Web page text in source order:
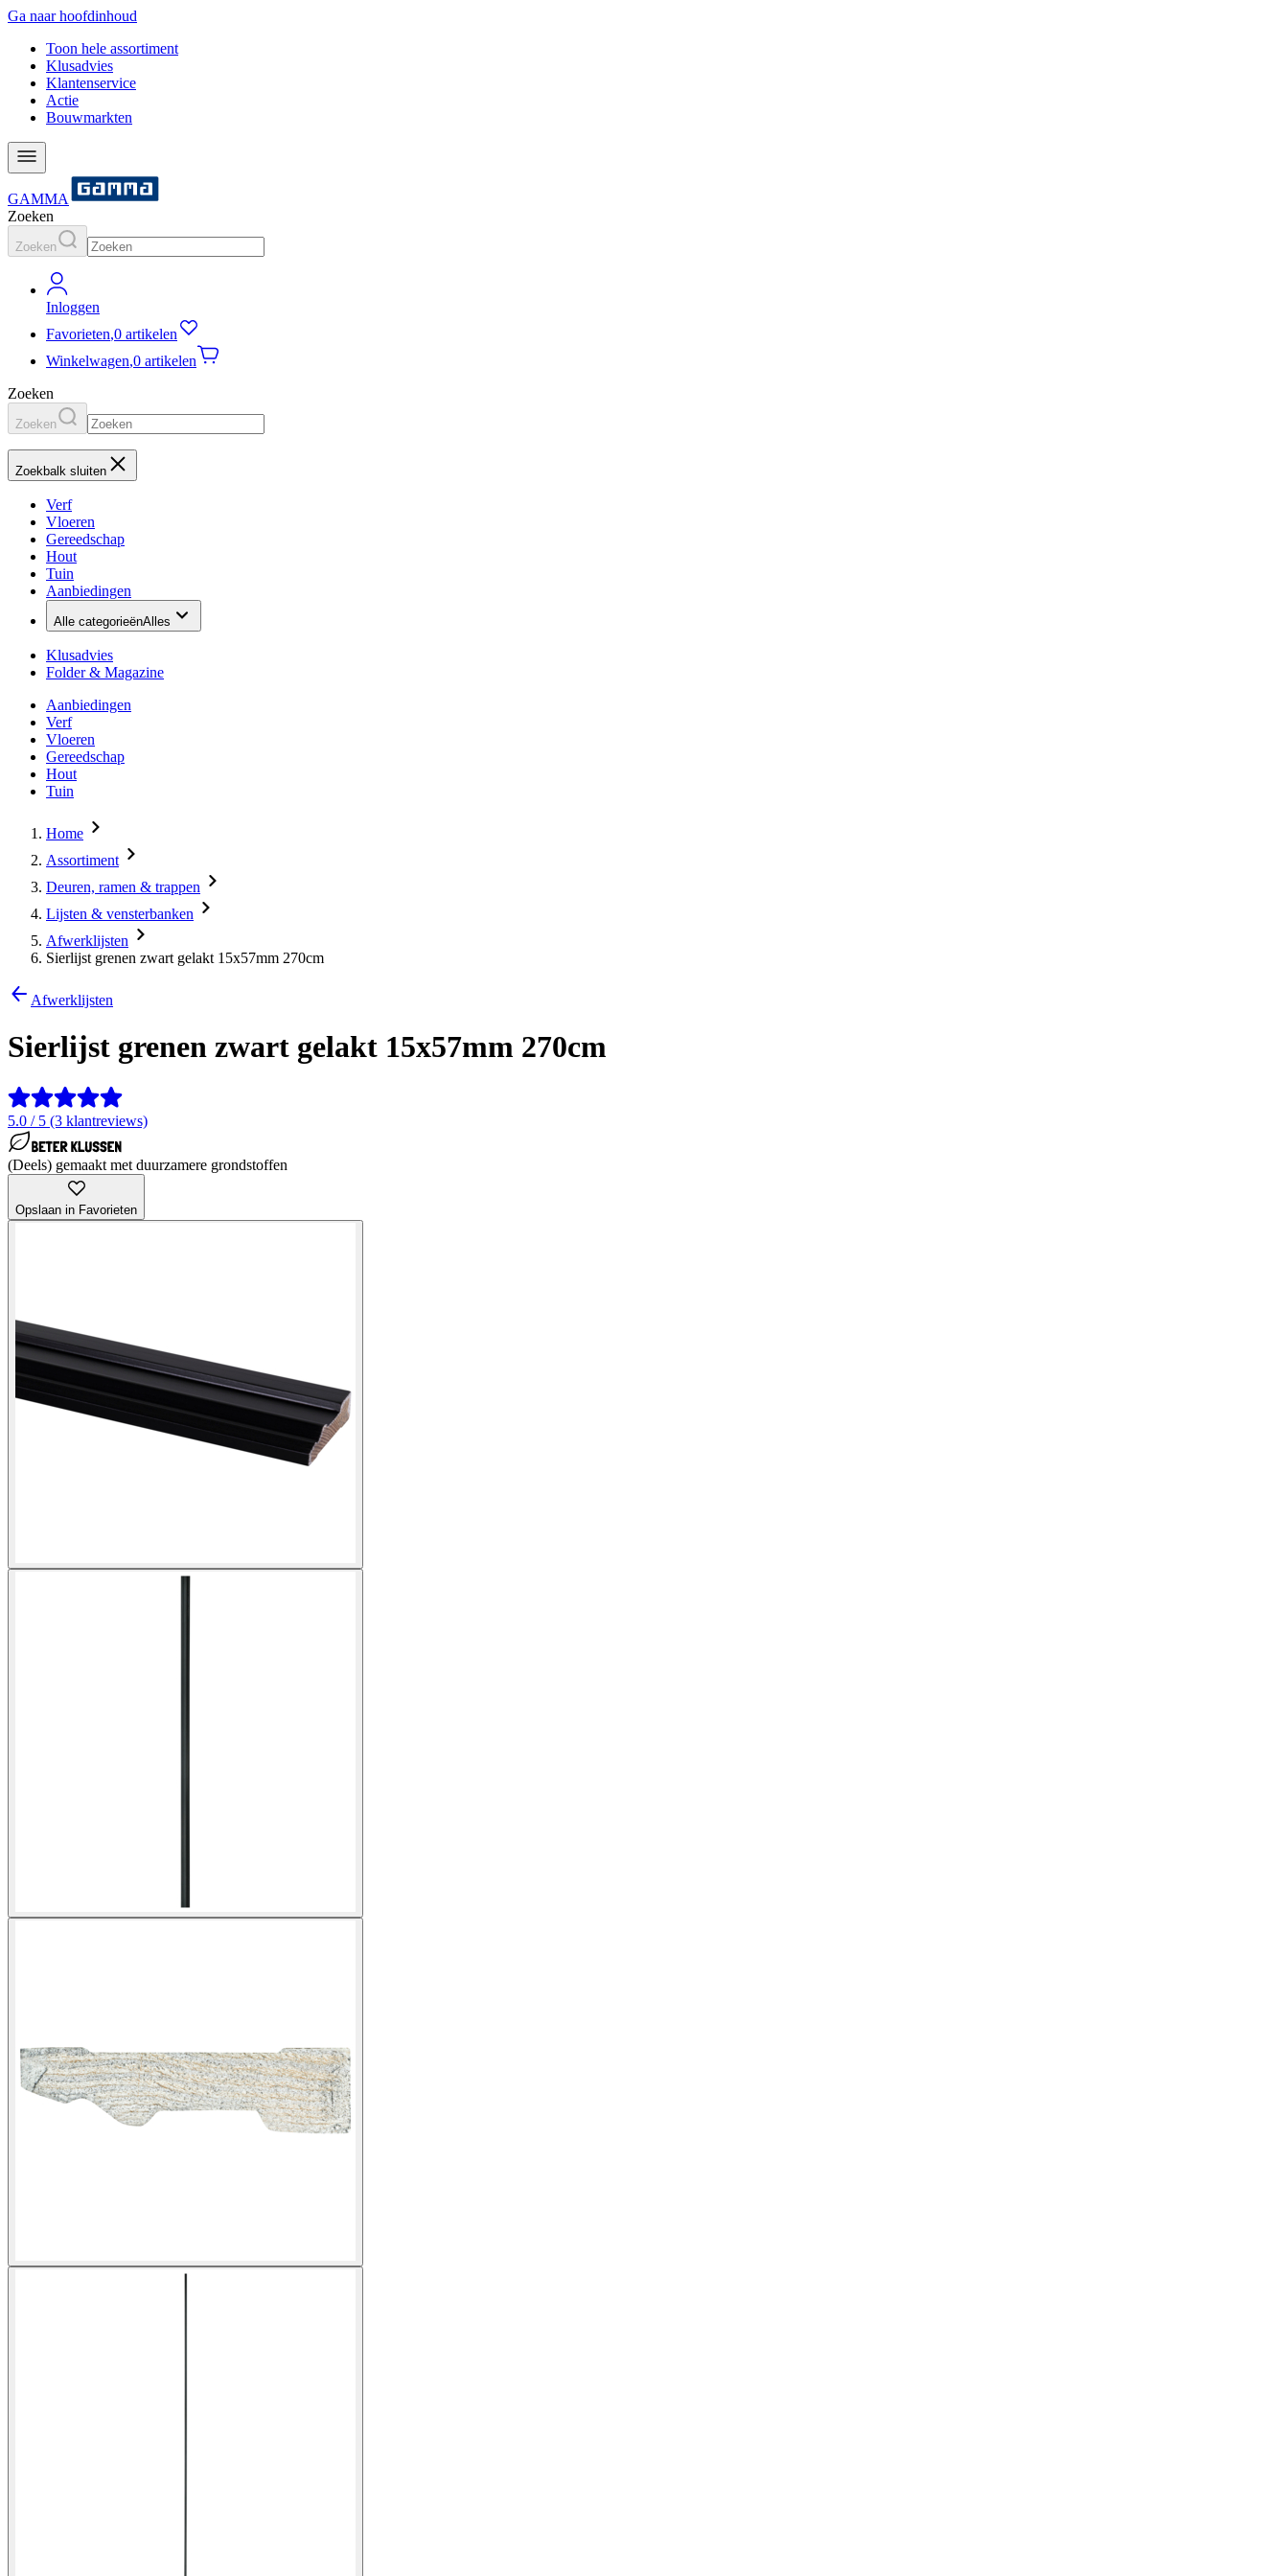
Ga naar hoofdinhoud
Toon hele assortiment
Klusadvies
Klantenservice
Actie
Bouwmarkten
GAMMA
Zoeken
Zoeken
Inloggen
Favorieten,0 artikelen
Winkelwagen,0 artikelen
Zoeken
Zoeken
Zoekbalk sluiten
Verf
Vloeren
Gereedschap
Hout
Tuin
Aanbiedingen
Alle categorieënAlles
Klusadvies
Folder & Magazine
Aanbiedingen
Verf
Vloeren
Gereedschap
Hout
Tuin
Home
Assortiment
Deuren, ramen & trappen
Lijsten & vensterbanken
Afwerklijsten
Sierlijst grenen zwart gelakt 15x57mm 270cm
Afwerklijsten
Sierlijst grenen zwart gelakt 15x57mm 270cm
5.0 / 5 (3 klantreviews)
(Deels) gemaakt met duurzamere grondstoffen
Opslaan in Favorieten